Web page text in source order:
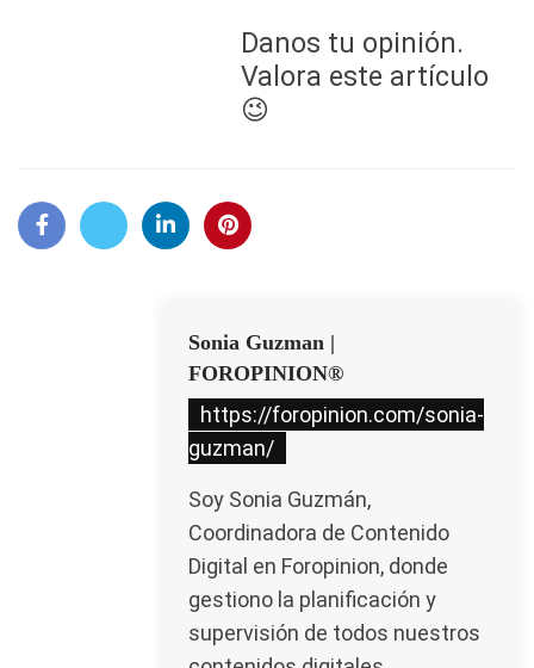
Danos tu opinión.
Valora este artículo
😉
Sonia Guzman |
FOROPINION®
https://foropinion.com/sonia-
guzman/
Soy Sonia Guzmán,
Coordinadora de Contenido
Digital en Foropinion, donde
gestiono la planificación y
supervisión de todos nuestros